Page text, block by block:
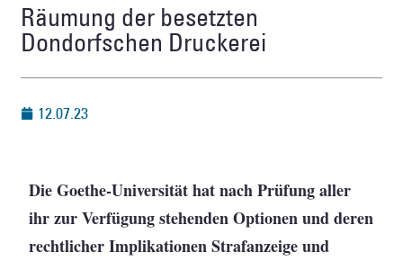
Räumung der besetzten
Dondorfschen Druckerei
12.07.23
Die Goethe-Universität hat nach Prüfung aller
ihr zur Verfügung stehenden Optionen und deren
rechtlicher Implikationen Strafanzeige und